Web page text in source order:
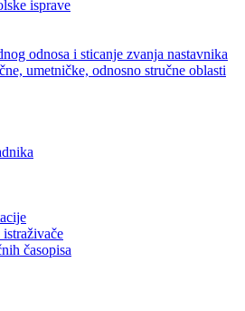
isprave
odnosa i sticanje zvanja nastavnika
umetničke, odnosno stručne oblasti
istraživače
časopisa